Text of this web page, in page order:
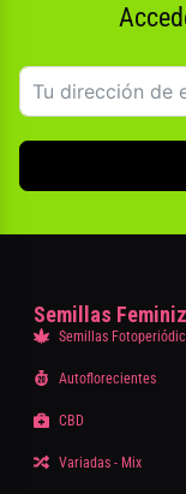
Semillas
Semillas
Autoflorecientes
CBD
Variadas - Mix